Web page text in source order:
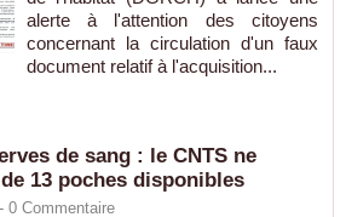
alerte à l'attention des citoyens
concernant la circulation d'un faux
document relatif à l'acquisition...
de sang : le CNTS ne
13 poches disponibles
0 Commentaire